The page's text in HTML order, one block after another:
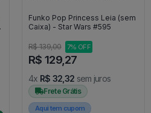
Funko Pop Princess Leia (sem
Caixa) - Star Wars #595
R$ 139,00 7% OFF
R$ 129,27
4x R$ 32,32 sem juros
Frete Grátis
Aqui tem cupom